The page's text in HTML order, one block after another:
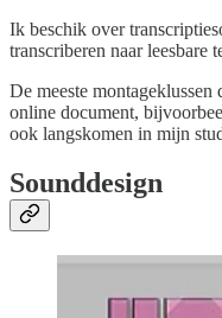
Ik beschik over
transcriberen naar leesbare
De meeste
online document,
ook langskomen in mijn
Sounddesign